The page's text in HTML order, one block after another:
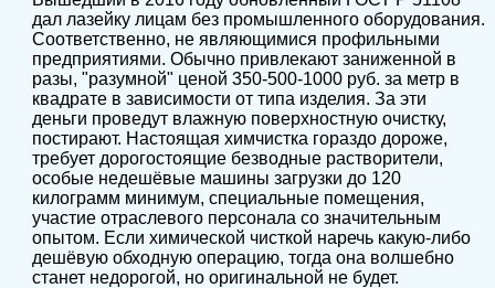
дал лазейку лицам без промышленного оборудования.
Соответственно, не являющимися профильными
предприятиями. Обычно привлекают заниженной в
разы, "разумной" ценой 350-500-1000 руб. за метр в
квадрате в зависимости от типа изделия. За эти
деньги проведут влажную поверхностную очистку,
постирают. Настоящая химчистка гораздо дороже,
требует дорогостоящие безводные растворители,
особые недешёвые машины загрузки до 120
килограмм минимум, специальные помещения,
участие отраслевого персонала со значительным
опытом. Если химической чисткой наречь какую-либо
дешёвую обходную операцию, тогда она волшебно
станет недорогой, но оригинальной не будет.